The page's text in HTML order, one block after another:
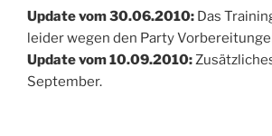
Update vom 30.06.2010: Das
leider wegen den Party
Update vom 10.09.2010:
September.